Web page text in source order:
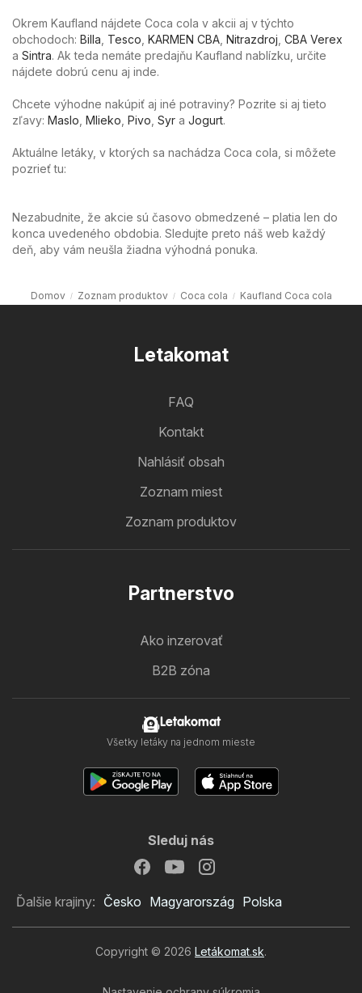
Okrem Kaufland nájdete Coca cola v akcii aj v týchto
obchodoch: Billa Tesco KARMEN CBA Nitrazdroj CBA Verex
a Sintra. Ak teda nemáte predajňu Kaufland nablízku, určite
nájdete dobrú cenu aj inde.
Chcete výhodne nakúpiť aj iné potraviny? Pozrite si aj tieto
zľavy: Maslo Mlieko Pivo Syr a Jogurt.
Aktuálne letáky, v ktorých sa nachádza Coca cola, si môžete
pozrieť tu:
Nezabudnite, že akcie sú časovo obmedzené – platia len do
konca uvedeného obdobia. Sledujte preto náš web každý
deň, aby vám neušla žiadna výhodná ponuka.
Domov Zoznam produktov Coca cola Kaufland Coca cola
Letakomat
FAQ
Kontakt
Nahlásiť obsah
Zoznam miest
Zoznam produktov
Partnerstvo
Ako inzerovať
B2B zóna
Letakomat
Všetky letáky na jednom mieste
Sleduj nás
Ďalšie krajiny: Česko Magyarország Polska
Copyright © 2026 Letákomat.sk.